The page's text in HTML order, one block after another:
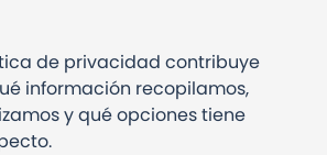
de privacidad contribuye
información recopilamos,
y qué opciones tiene